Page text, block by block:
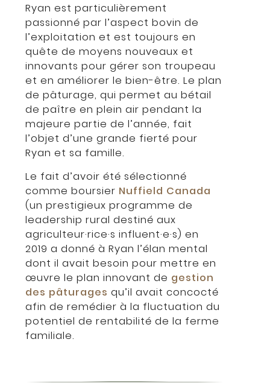
Ryan est particulièrement
passionné par l’aspect bovin de
l’exploitation et est toujours en
quête de moyens nouveaux et
innovants pour gérer son troupeau
et en améliorer le bien-être. Le plan
de pâturage, qui permet au bétail
de paître en plein air pendant la
majeure partie de l’année, fait
l’objet d’une grande fierté pour
Ryan et sa famille.
Le fait d’avoir été sélectionné
comme boursier Nuffield Canada
(un prestigieux programme de
leadership rural destiné aux
agriculteur·rice·s influent·e·s) en
2019 a donné à Ryan l’élan mental
dont il avait besoin pour mettre en
œuvre le plan innovant de gestion
des pâturages qu’il avait concocté
afin de remédier à la fluctuation du
potentiel de rentabilité de la ferme
familiale.